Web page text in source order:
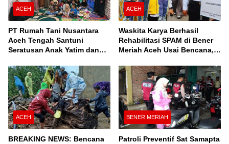
ACEH
PT Rumah Tani Nusantara
Aceh Tengah Santuni
Seratusan Anak Yatim dan
Puasa Bersama
ACEH
Waskita Karya Berhasil
Rehabilitasi SPAM di Bener
Meriah Aceh Usai Bencana,
Air Bagi 3.000 KK
ACEH
BREAKING NEWS: Bencana
BENER MERIAH
Patroli Preventif Sat Samapta